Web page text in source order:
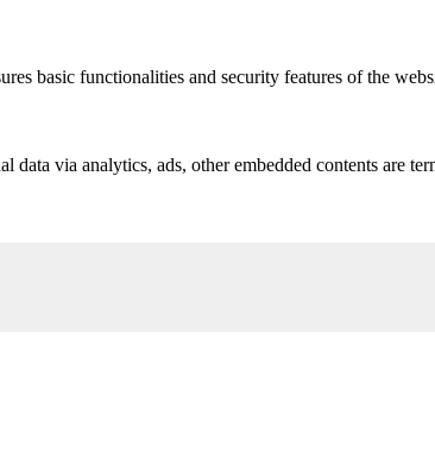
basic functionalities and security features of the
via analytics, ads, other embedded contents are